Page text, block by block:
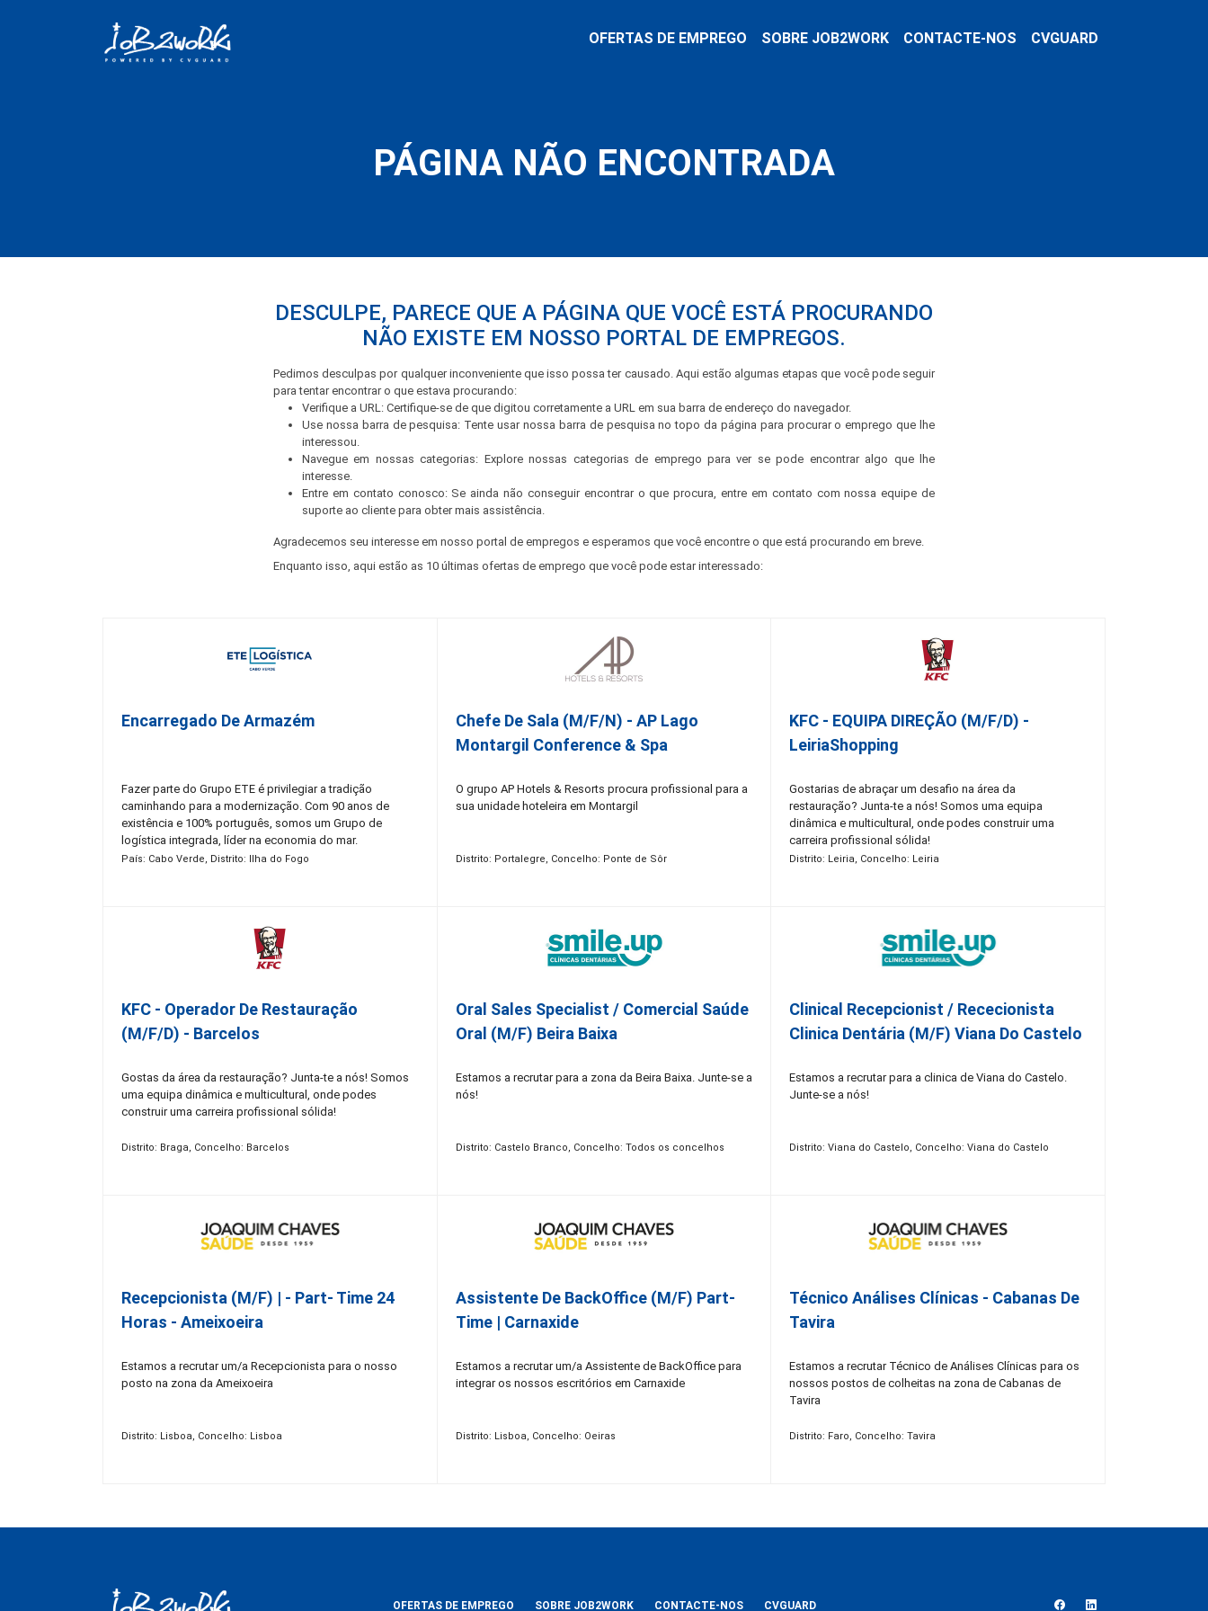
OFERTAS DE EMPREGO SOBRE JOB2WORK CONTACTE-NOS CVGUARD
PÁGINA NÃO ENCONTRADA
DESCULPE, PARECE QUE A PÁGINA QUE VOCÊ ESTÁ PROCURANDO
NÃO EXISTE EM NOSSO PORTAL DE EMPREGOS.
Pedimos desculpas por qualquer inconveniente que isso possa ter causado. Aqui estão algumas etapas que você pode seguir
para tentar encontrar o que estava procurando:
Verifique a URL: Certifique-se de que digitou corretamente a URL em sua barra de endereço do navegador.
Use nossa barra de pesquisa: Tente usar nossa barra de pesquisa no topo da página para procurar o emprego que lhe
interessou.
Navegue em nossas categorias: Explore nossas categorias de emprego para ver se pode encontrar algo que lhe
interesse.
Entre em contato conosco: Se ainda não conseguir encontrar o que procura, entre em contato com nossa equipe de
suporte ao cliente para obter mais assistência.
Agradecemos seu interesse em nosso portal de empregos e esperamos que você encontre o que está procurando em breve.
Enquanto isso, aqui estão as 10 últimas ofertas de emprego que você pode estar interessado:
Encarregado De Armazém
Fazer parte do Grupo ETE é privilegiar a tradição
caminhando para a modernização. Com 90 anos de
existência e 100% português, somos um Grupo de
logística integrada, líder na economia do mar.
Constituído por mais de 50 empresas, com presença
celebramos a autenticidade de cada uma das nossas
Pessoas. Acreditamos que as nossas pessoas são o
nosso sucesso, por isso, sabemos que consigo
País: Cabo Verde, Distrito: Ilha do Fogo
Chefe De Sala (M/F/N) - AP Lago
Montargil Conference & Spa
O grupo AP Hotels & Resorts procura profissional para a
sua unidade hoteleira em Montargil
Distrito: Portalegre, Concelho: Ponte de Sôr
KFC - EQUIPA DIREÇÃO (m/f/d) -
LeiriaShopping
Gostarias de abraçar um desafio na área da
restauração? Junta-te a nós! Somos uma equipa
dinâmica e multicultural, onde podes construir uma
carreira profissional sólida!
Distrito: Leiria, Concelho: Leiria
KFC - Operador De Restauração
(m/f/d) - Barcelos
Gostas da área da restauração? Junta-te a nós! Somos
uma equipa dinâmica e multicultural, onde podes
construir uma carreira profissional sólida!
Distrito: Braga, Concelho: Barcelos
Oral Sales Specialist / Comercial Saúde
Oral (M/F) Beira Baixa
Estamos a recrutar para a zona da Beira Baixa. Junte-se a
nós!
Distrito: Castelo Branco, Concelho: Todos os concelhos
Clinical Recepcionist / Rececionista
Clinica Dentária (M/F) Viana Do Castelo
Estamos a recrutar para a clinica de Viana do Castelo.
Junte-se a nós!
Distrito: Viana do Castelo, Concelho: Viana do Castelo
Recepcionista (M/F) | - Part- Time 24
Horas - Ameixoeira
Estamos a recrutar um/a Recepcionista para o nosso
posto na zona da Ameixoeira
Distrito: Lisboa, Concelho: Lisboa
Assistente De BackOffice (M/F) Part-
Time | Carnaxide
Estamos a recrutar um/a Assistente de BackOffice para
integrar os nossos escritórios em Carnaxide
Distrito: Lisboa, Concelho: Oeiras
Técnico Análises Clínicas - Cabanas De
Tavira
Estamos a recrutar Técnico de Análises Clínicas para os
nossos postos de colheitas na zona de Cabanas de
Tavira
Distrito: Faro, Concelho: Tavira
OFERTAS DE EMPREGO SOBRE JOB2WORK CONTACTE-NOS CVGUARD